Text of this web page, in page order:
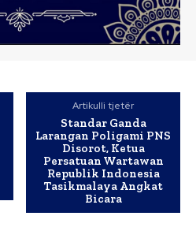
Artikulli tjetër
Standar Ganda
Larangan Poligami PNS
Disorot, Ketua
Persatuan Wartawan
Republik Indonesia
Tasikmalaya Angkat
Bicara